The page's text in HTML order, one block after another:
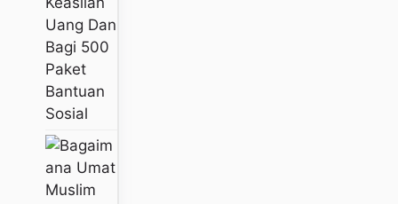
Uang Dan
Bagi 500
Paket
Bantuan
Sosial